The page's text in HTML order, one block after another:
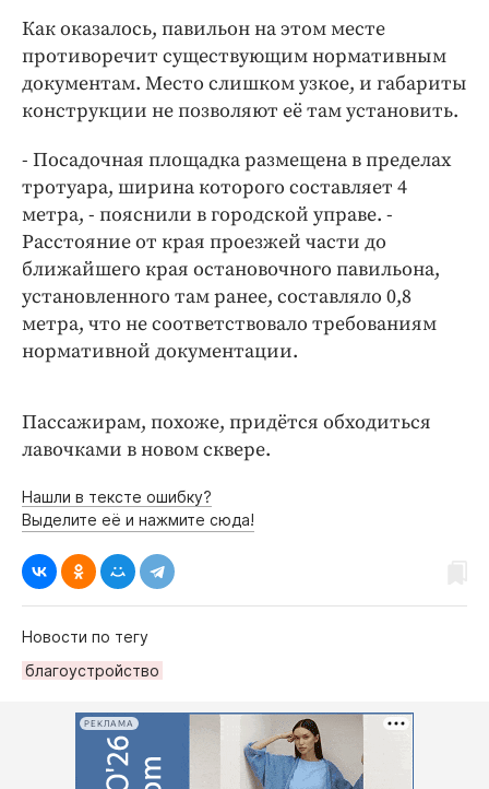
Как оказалось, павильон на этом месте
противоречит существующим нормативным
документам. Место слишком узкое, и габариты
конструкции не позволяют её там установить.
- Посадочная площадка размещена в пределах
тротуара, ширина которого составляет 4
метра, - пояснили в городской управе. -
Расстояние от края проезжей части до
ближайшего края остановочного павильона,
установленного там ранее, составляло 0,8
метра, что не соответствовало требованиям
нормативной документации.
Пассажирам, похоже, придётся обходиться
лавочками в новом сквере.
Нашли в тексте ошибку?
Выделите её и нажмите сюда!
Новости по тегу
благоустройство
РЕКЛАМА